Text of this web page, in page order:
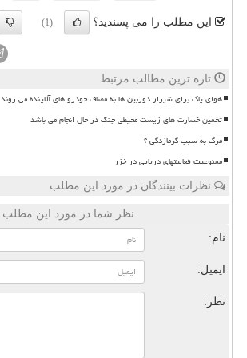
این مطلب را می پسندید؟ (1)
تازه ترین مطالب مرتبط
هوای پاک برای شیراز دوربین ها به مصاف خودرو های آلاینده می روند
تخمین خسارت های زیست محیطی جنگ در حال انجام می باشد
مرگ به سبب گرمازدگی ؟
ممنوعیت فعالیتهای دریایی در خزر
نظرات بینندگان در مورد این مطلب
نظر شما در مورد این مطلب
نام:
ایمیل:
نظر: